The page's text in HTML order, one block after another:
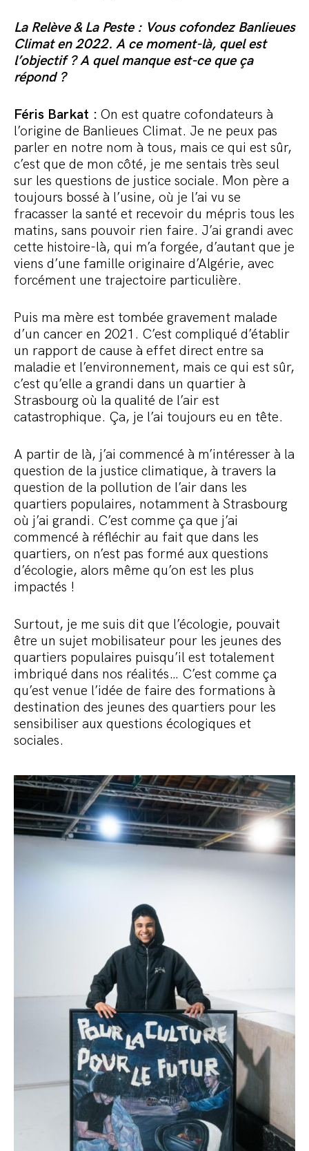
La Relève & La Peste : Vous cofondez Banlieues
Climat en 2022. A ce moment-là, quel est
l’objectif ? A quel manque est-ce que ça
répond ?
Féris Barkat : On est quatre cofondateurs à
l’origine de Banlieues Climat. Je ne peux pas
parler en notre nom à tous, mais ce qui est sûr,
c’est que de mon côté, je me sentais très seul
sur les questions de justice sociale. Mon père a
toujours bossé à l’usine, où je l’ai vu se
fracasser la santé et recevoir du mépris tous les
matins, sans pouvoir rien faire. J’ai grandi avec
cette histoire-là, qui m’a forgée, d’autant que je
viens d’une famille originaire d’Algérie, avec
forcément une trajectoire particulière.
Puis ma mère est tombée gravement malade
d’un cancer en 2021. C’est compliqué d’établir
un rapport de cause à effet direct entre sa
maladie et l’environnement, mais ce qui est sûr,
c’est qu’elle a grandi dans un quartier à
Strasbourg où la qualité de l’air est
catastrophique. Ça, je l’ai toujours eu en tête.
A partir de là, j’ai commencé à m’intéresser à la
question de la justice climatique, à travers la
question de la pollution de l’air dans les
quartiers populaires, notamment à Strasbourg
où j’ai grandi. C’est comme ça que j’ai
commencé à réfléchir au fait que dans les
quartiers, on n’est pas formé aux questions
d’écologie, alors même qu’on est les plus
impactés !
Surtout, je me suis dit que l’écologie, pouvait
être un sujet mobilisateur pour les jeunes des
quartiers populaires puisqu’il est totalement
imbriqué dans nos réalités… C’est comme ça
qu’est venue l’idée de faire des formations à
destination des jeunes des quartiers pour les
sensibiliser aux questions écologiques et
sociales.